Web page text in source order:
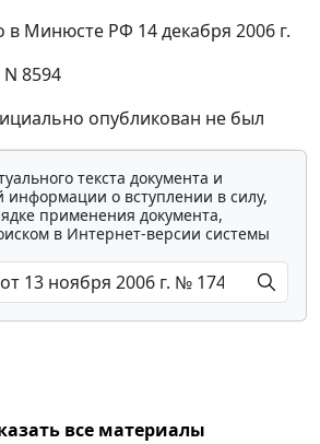
в Минюсте РФ 14 декабря 2006 г.
8594
опубликован не был
текста документа и
информации о вступлении в силу,
применения документа,
в Интернет-версии системы
все материалы